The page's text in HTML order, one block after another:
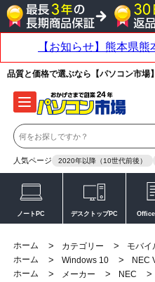
品質と価格で選ぶなら【パソコン市場
人気ページ 2020年以降（10世代前後）
ノートPC デスクトップPC
ホーム > カテゴリー > モバイ
ホーム
> Windows 10 >
NEC
ホーム
> メーカー > NEC >